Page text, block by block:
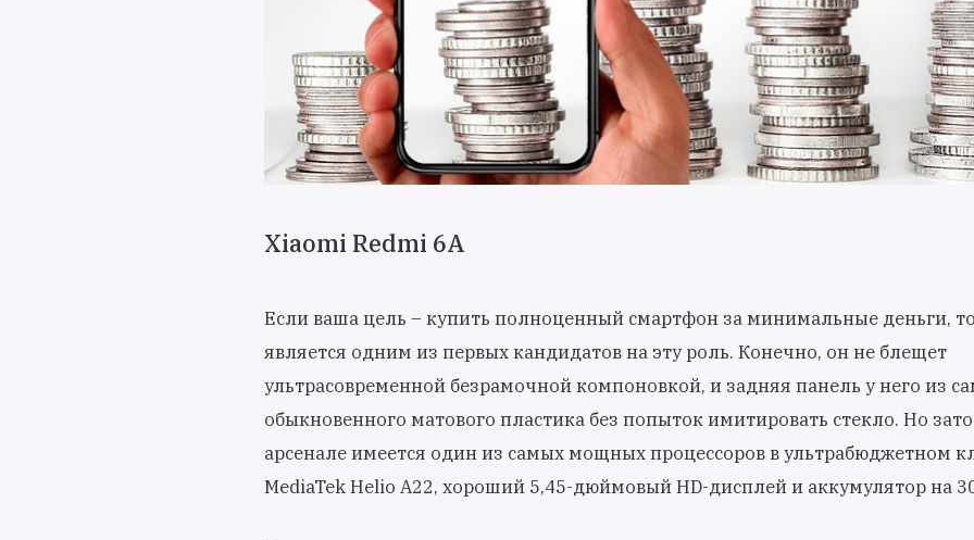
Xiaomi Redmi 6A
Если ваша цель – купить полноценный смартфон за минимальные деньги,
является одним из первых кандидатов на эту роль. Конечно, он не блещет
ультрасовременной безрамочной компоновкой, и задняя панель у него из
обыкновенного матового пластика без попыток имитировать стекло. Но зато
арсенале имеется один из самых мощных процессоров в ультрабюджетном
MediaTek Helio A22, хороший 5,45-дюймовый HD-дисплей и аккумулятор на